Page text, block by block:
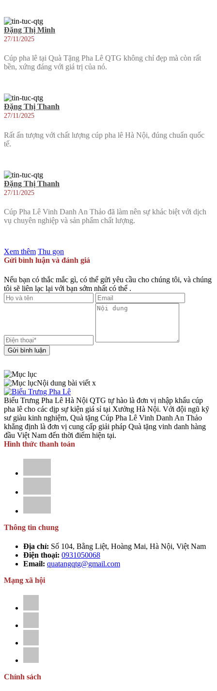
Đặng Thị Minh
27/11/2025
Cúp pha lê tại Quà Tặng Pha Lê QTG không chỉ đẹp mà còn rất
bền, xứng đáng với giá trị của nó.
Đặng Thị Thanh
27/11/2025
Rất ấn tượng với chất lượng cúp pha lê Hà Nội, đúng chuẩn quốc
tế.
Đặng Thị Thanh
27/11/2025
Cúp Pha Lê Vinh Danh An Thảo đã làm nên sự khác biệt với dịch
vụ chuyên nghiệp và sản phẩm chất lượng.
Xem thêm Thu gọn
Gửi bình luận và đánh giá
Nếu bạn có thắc mắc gì, có thể gửi yêu cầu cho chúng tôi, và chúng
tôi sẽ liên lạc lại với bạn sớm nhất có thể .
Gửi bình luận
Nội dung bài viết x
Biểu Trưng Pha Lê Hà Nội QTG tự hào là đơn vị nhập khẩu cúp
pha lê cho các dịp sự kiện giá sỉ tại Xưởng Hà Nội. Với đội ngũ kỹ
sư giàu kinh nghiệm, Quà tặng Cúp Pha Lê Vinh Danh An Thảo
khẳng định là đơn vị cung cấp giải pháp Quà tặng vinh danh hàng
đầu Việt Nam đến thời điểm hiện tại.
Hình thức thanh toán
Thông tin chung
Địa chỉ: Số 104, Bằng Liệt, Hoàng Mai, Hà Nội, Việt Nam
Điện thoại: 0931050068
Email: quatangqtg@gmail.com
Mạng xã hội
Chính sách